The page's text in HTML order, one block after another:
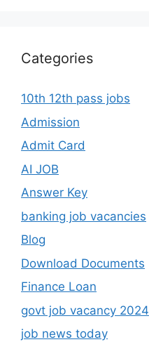
Categories
10th 12th pass jobs
Admission
Admit Card
AI JOB
Answer Key
banking job vacancies
Blog
Download Documents
Finance Loan
govt job vacancy 2024
job news today